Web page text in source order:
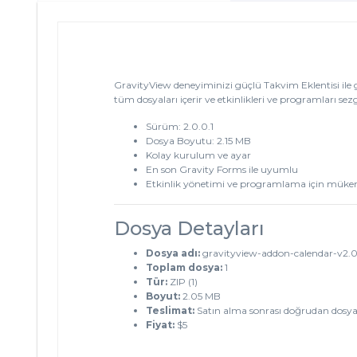
GravityView deneyiminizi güçlü Takvim Eklentisi
tüm dosyaları içerir ve etkinlikleri ve programları
Sürüm: 2.0.0.1
Dosya Boyutu: 2.15 MB
Kolay kurulum ve ayar
En son Gravity Forms ile uyumlu
Etkinlik yönetimi ve programlama için
Dosya Detayları
Dosya adı: gravityview-addon-calendar-
Toplam dosya: 1
Tür: ZIP (1)
Boyut: 2.05 MB
Teslimat: Satın alma sonrası doğrudan
Fiyat: $5